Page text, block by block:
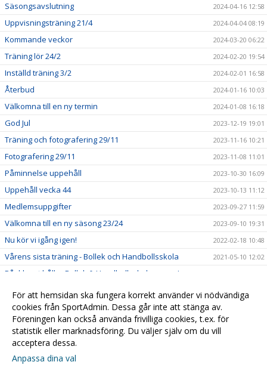
Säsongsavslutning 2024-04-16 12:58
Uppvisningsträning 21/4 2024-04-04 08:19
Kommande veckor 2024-03-20 06:22
Träning lör 24/2 2024-02-20 19:54
Inställd träning 3/2 2024-02-01 16:58
Återbud 2024-01-16 10:03
Välkomna till en ny termin 2024-01-08 16:18
God Jul 2023-12-19 19:01
Träning och fotografering 29/11 2023-11-16 10:21
Fotografering 29/11 2023-11-08 11:01
Påminnelse uppehåll 2023-10-30 16:09
Uppehåll vecka 44 2023-10-13 11:12
Medlemsuppgifter 2023-09-27 11:59
Välkomna till en ny säsong 23/24 2023-09-10 19:31
Nu kör vi igång igen! 2022-02-18 10:48
Vårens sista träning - Bollek och Handbollsskola 2021-05-10 12:02
Påsklovet håller Bollek & Handbollsskolan paus!
Nu kör vi igång igen efter uppehållet 2021-02-08 11:48
Uppehåll i träningen 2020-12-15 18:47
Lovuppehåll lördagen den 31 oktober 2020-10-28 16:37
För att hemsidan ska fungera korrekt använder vi nödvändiga
cookies från SportAdmin. Dessa går inte att stänga av.
Föreningen kan också använda frivilliga cookies, t.ex. för
statistik eller marknadsföring. Du väljer själv om du vill
acceptera dessa.
Anpassa dina val